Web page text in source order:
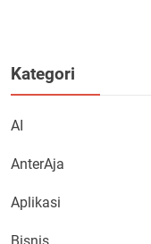
Kategori
AI
AnterAja
Aplikasi